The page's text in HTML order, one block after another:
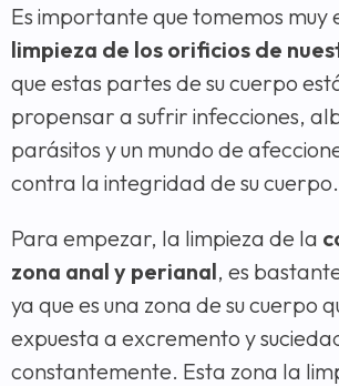
Es importante que tomemos muy
limpieza de los orificios de
que estas partes de su cuerpo
propensar a sufrir infecciones,
parásitos y un mundo de
contra la integridad de su cuerpo.
Para empezar, la limpieza de la
zona anal y perianal, es
ya que es una zona de su cuerpo
expuesta a excremento y
constantemente. Esta zona la